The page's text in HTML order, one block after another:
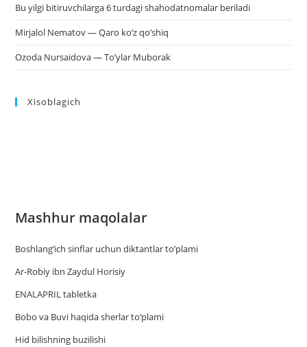
Bu yilgi bitiruvchilarga 6 turdagi shahodatnomalar beriladi
Mirjalol Nematov — Qaro ko’z qo’shiq
Ozoda Nursaidova — To’ylar Muborak
Xisoblagich
Mashhur maqolalar
Boshlang’ich sinflar uchun diktantlar to’plami
Ar-Robiy ibn Zaydul Horisiy
ENALAPRIL tabletka
Bobo va Buvi haqida sherlar to‘plami
Hid bilishning buzilishi